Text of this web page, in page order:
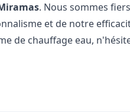
. Nous sommes
et de notre
de chauffage eau,